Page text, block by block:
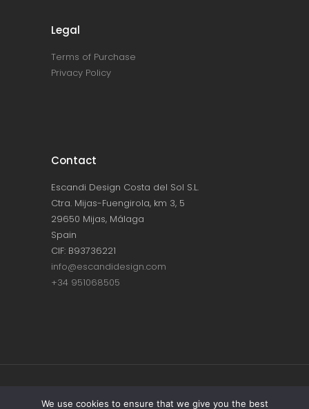
Legal
Terms of Purchase
Privacy Policy
Contact
Escandi Design Costa del Sol S.L.
Ctra. Mijas-Fuengirola, km 3, 5
29650 Mijas, Málaga
Spain
CIF: B93736221
info@escandidesign.com
+34 951068505
Copyright © ESCANDI DESIGN |PRIVACY
We use cookies to ensure that we give you the best